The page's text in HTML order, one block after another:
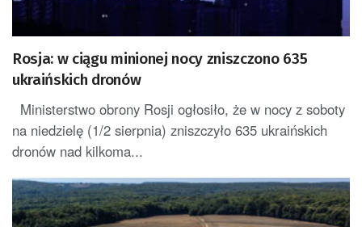
Rosja: w ciągu minionej nocy zniszczono 635
ukraińskich dronów
Ministerstwo obrony Rosji ogłosiło, że w nocy z soboty
na niedzielę (1/2 sierpnia) zniszczyło 635 ukraińskich
dronów nad kilkoma...